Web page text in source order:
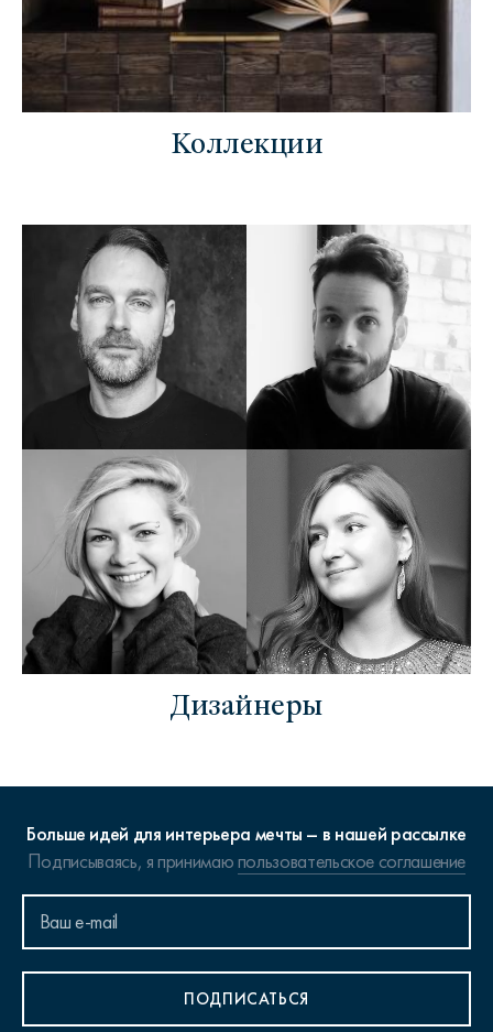
Коллекции
Дизайнеры
Больше идей для интерьера мечты – в нашей рассылке
Подписываясь, я принимаюпользовательское соглашение
ПОДПИСАТЬСЯ